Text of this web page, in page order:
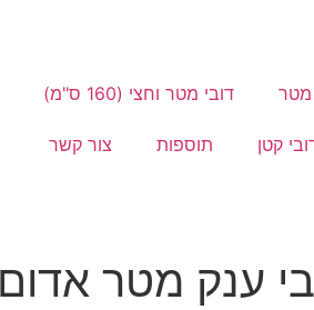
מטר דובי מטר וחצי (160 ס"מ)
קטן תוספות צור קשר
ענק מטר